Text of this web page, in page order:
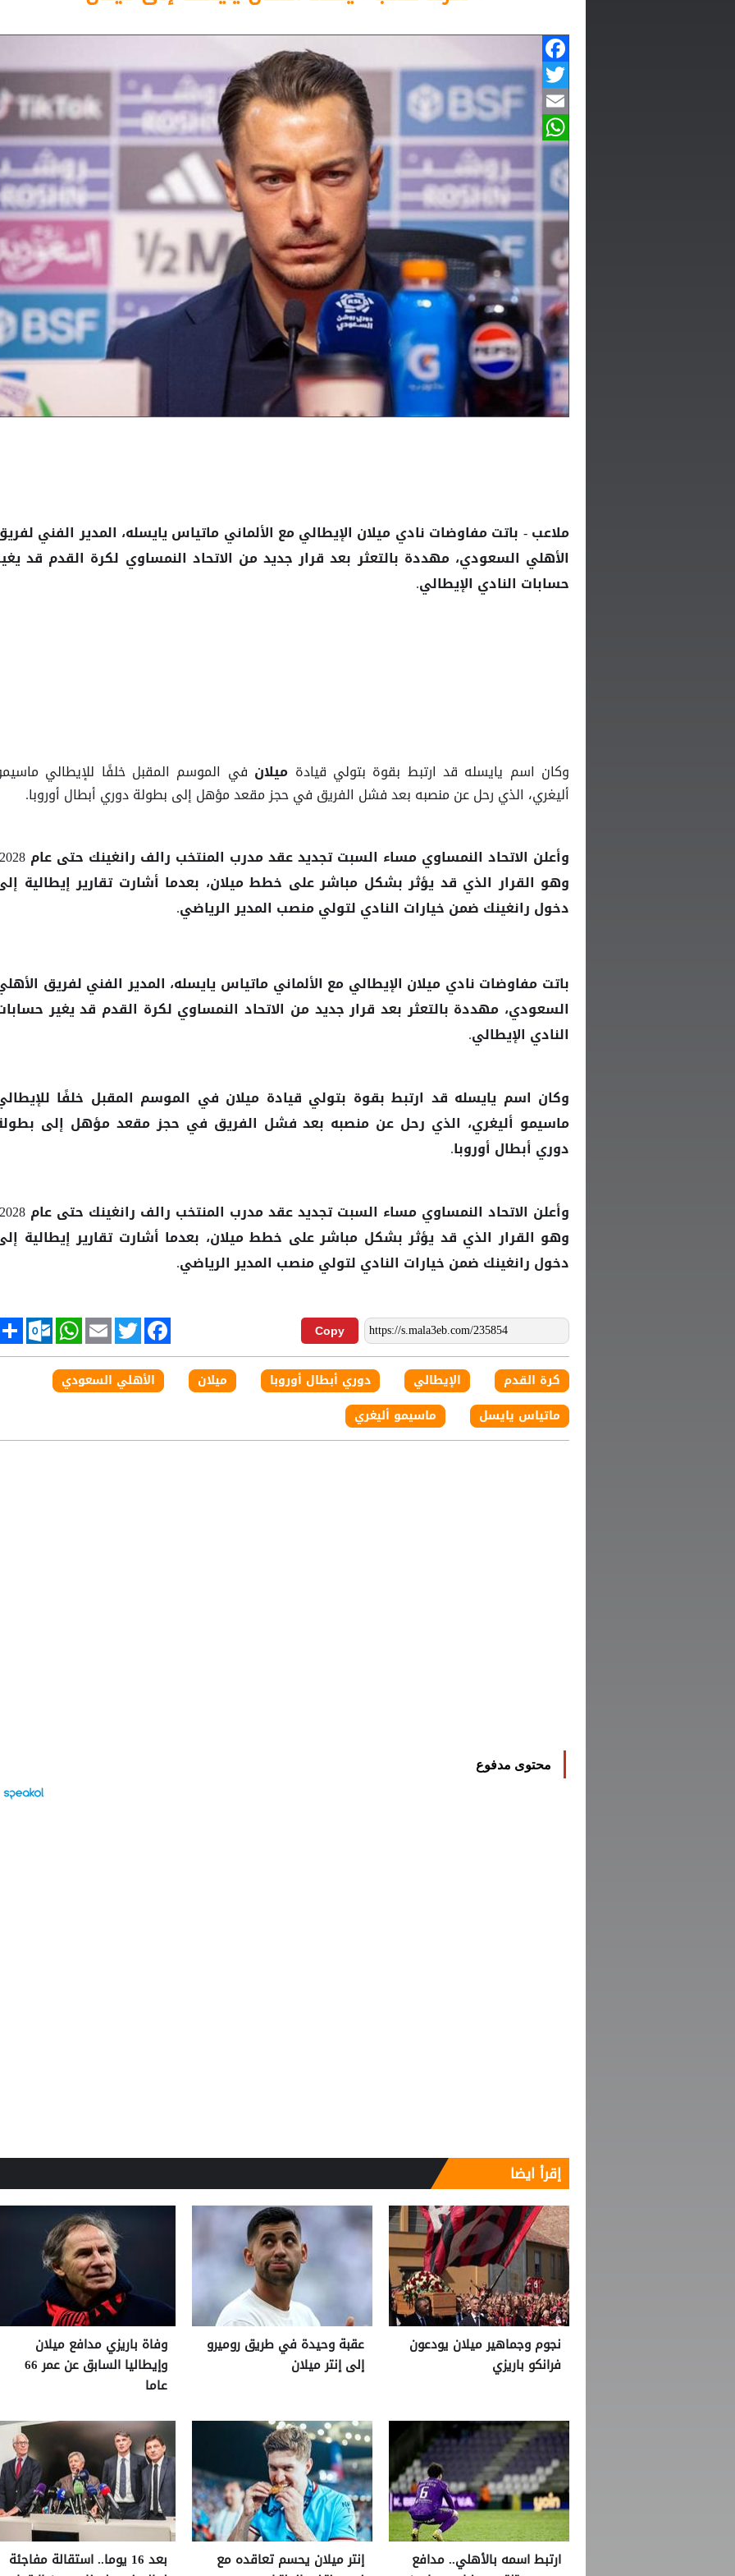
Facebook
Twitter
Email
WhatsApp
ملاعب - باتت مفاوضات نادي ميلان الإيطاليمع الألماني ماتياس يايسله، المدير الفني
الأهلي السعودي، مهددة بالتعثر بعد قرار جديد من الاتحاد النمساوي لكرة القدم قد
حسابات النادي الإيطالي.
وكان اسم يايسله قد ارتبط بقوة بتولي قيادة ميلان في الموسم المقبل خلفًا للإيطالي
أليغري، الذي رحل عن منصبه بعد فشل الفريق في حجز مقعد مؤهل إلى بطولة دوري أبطال أوروبا.
وهو القرار الذي قد يؤثر بشكل مباشر على خطط ميلان، بعدما أشارت تقارير إيطالية
دخول رانغينك ضمن خيارات النادي لتولي منصب المدير الرياضي.
باتت مفاوضات نادي ميلان الإيطالي مع الألماني ماتياس يايسله، المدير الفني لفريق
السعودي، مهددة بالتعثر بعد قرار جديد من الاتحاد النمساوي لكرة القدم قد يغير
النادي الإيطالي.
وكان اسم يايسله قد ارتبط بقوة بتولي قيادة ميلان في الموسم المقبل خلفًا
ماسيمو أليغري، الذي رحل عن منصبه بعد فشل الفريق في حجز مقعد مؤهل إلى
دوري أبطال أوروبا.
وهو القرار الذي قد يؤثر بشكل مباشر على خطط ميلان، بعدما أشارت تقارير إيطالية
دخول رانغينك ضمن خيارات النادي لتولي منصب المدير الرياضي.
Copy
Facebook
Twitter
Email
WhatsApp
كرة القدم الإيطالي دوري أبطال أوروبا ميلان
الأهلي السعودي
ماتياس يايسل
ماسيمو أليغري
محتوى مدفوع
إقرأ ايضا
نجوم وجماهير ميلان يودعون
فرانكو باريزي
عقبة وحيدة في طريق روميرو
إلى إنتر ميلان
وفاة باريزي مدافع ميلان
وإيطاليا السابق عن عمر 66
عاما
ارتبط اسمه بالأهلي.. مدافع
إنتر ميلان يحسم تعاقده مع
بعد 16 يوما.. استقالة مفاجئة